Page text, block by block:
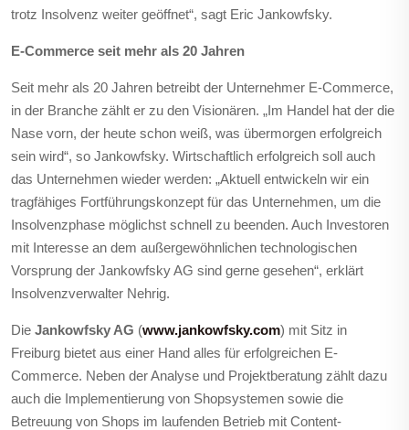
trotz Insolvenz weiter geöffnet“, sagt Eric Jankowfsky.
E-Commerce seit mehr als 20 Jahren
Seit mehr als 20 Jahren betreibt der Unternehmer E-Commerce,
in der Branche zählt er zu den Visionären. „Im Handel hat der die
Nase vorn, der heute schon weiß, was übermorgen erfolgreich
sein wird“, so Jankowfsky. Wirtschaftlich erfolgreich soll auch
das Unternehmen wieder werden: „Aktuell entwickeln wir ein
tragfähiges Fortführungskonzept für das Unternehmen, um die
Insolvenzphase möglichst schnell zu beenden. Auch Investoren
mit Interesse an dem außergewöhnlichen technologischen
Vorsprung der Jankowfsky AG sind gerne gesehen“, erklärt
Insolvenzverwalter Nehrig.
Die Jankowfsky AG (www.jankowfsky.com) mit Sitz in
Freiburg bietet aus einer Hand alles für erfolgreichen E-
Commerce. Neben der Analyse und Projektberatung zählt dazu
auch die Implementierung von Shopsystemen sowie die
Betreuung von Shops im laufenden Betrieb mit Content-